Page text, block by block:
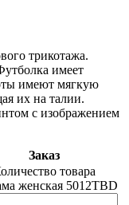
трикотажа.
имеет
имеют мягкую
их на талии.
с изображением
Заказ
товара
женская 5012TBD